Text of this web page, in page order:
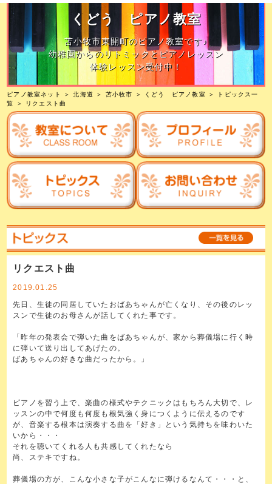
くどう ピアノ教室
苫小牧市東開町のピアノ教室です♪
幼稚園からのリトミックとピアノレッスン
体験レッスン受付中！
ピアノ教室ネット ＞北海道 ＞ 苫小牧市 ＞ くどう ピアノ教室 ＞
トピックス一
覧
＞ リクエスト曲
リクエスト曲
2019.01.25
先日、生徒の同居していたおばあちゃんが亡くなり、その後のレッ
スンで生徒のお母さんが話してくれた事です。
「昨年の発表会で弾いた曲をばあちゃんが、家から葬儀場に行く時
に弾いて送り出してあげたの。
ばあちゃんの好きな曲だったから。」
ピアノを習う上で、楽曲の様式やテクニックはもちろん大切で、レ
ッスンの中で何度も何度も根気強く身につくように伝えるのです
が、音楽する根本は演奏する曲を「好き」という気持ちを味わいた
いから・・・
それを聴いてくれる人も共感してくれたなら
尚、ステキですね。
葬儀場の方が、こんな小さな子がこんなに弾けるなんて・・・と、